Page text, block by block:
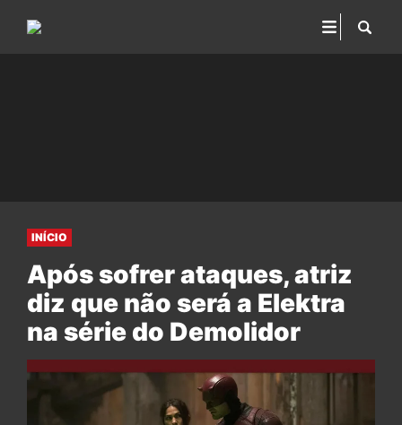
INÍCIO
Após sofrer ataques, atriz
diz que não será a Elektra
na série do Demolidor